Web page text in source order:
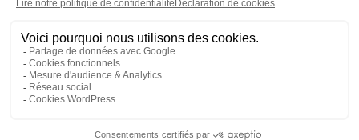
construction